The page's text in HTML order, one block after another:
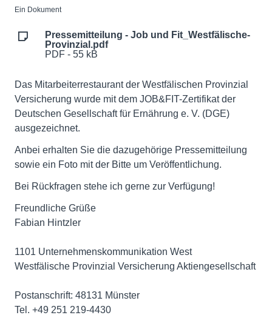
Ein Dokument
Pressemitteilung - Job und Fit_Westfälische-
Provinzial.pdf
PDF - 55 kB
Das Mitarbeiterrestaurant der Westfälischen Provinzial
Versicherung wurde mit dem JOB&FIT-Zertifikat der
Deutschen Gesellschaft für Ernährung e. V. (DGE)
ausgezeichnet.
Anbei erhalten Sie die dazugehörige Pressemitteilung
sowie ein Foto mit der Bitte um Veröffentlichung.
Bei Rückfragen stehe ich gerne zur Verfügung!
Freundliche Grüße
Fabian Hintzler
1101 Unternehmenskommunikation West
Westfälische Provinzial Versicherung Aktiengesellschaft
Postanschrift: 48131 Münster
Tel. +49 251 219-4430